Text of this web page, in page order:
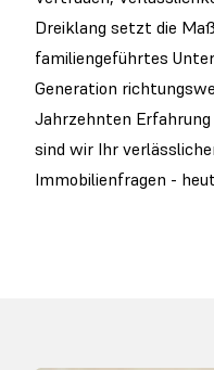
Dreiklang setzt die
familiengeführtes
Generation
Jahrzehnten
sind wir Ihr
Immobilienfragen -